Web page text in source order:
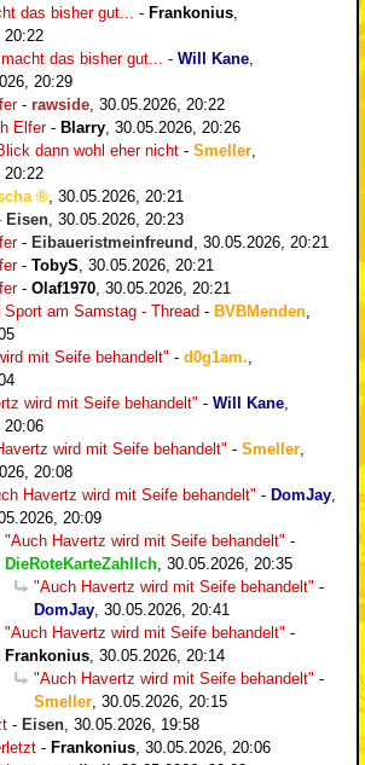
das bisher gut...
- Frankonius
20:22
das bisher gut...
- Will Kane
20:29
- rawside 30.05.2026, 20:22
Elfer- Blarry 30.05.2026, 20:26
dann wohl eher nicht - Smeller
20:22
30.05.2026, 20:21
Eisen 30.05.2026, 20:23
- Eibaueristmeinfreund
30.05.2026, 20:21
- TobyS 30.05.2026, 20:21
- Olaf1970 30.05.2026, 20:21
Sport am Samstag - Thread - BVBMenden
mit Seife behandelt" - d0g1am.
wird mit Seife behandelt" - Will Kane
20:06
wird mit Seife behandelt" - Smeller
20:08
Havertz wird mit Seife behandelt" - DomJay
20:09
"Auch Havertz wird mit Seife behandelt" -
DieRoteKarteZahlIch 30.05.2026, 20:35
"Auch Havertz wird mit Seife behandelt" -
DomJay 30.05.2026, 20:41
"Auch Havertz wird mit Seife behandelt" -
Frankonius 30.05.2026, 20:14
"Auch Havertz wird mit Seife behandelt" -
Smeller 30.05.2026, 20:15
- Eisen 30.05.2026, 19:58
- Frankonius 30.05.2026, 20:06